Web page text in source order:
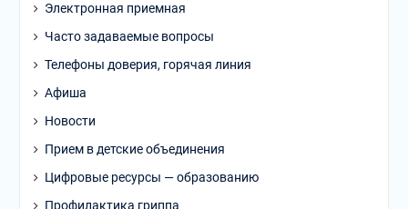
Электронная приемная
Часто задаваемые вопросы
Телефоны доверия, горячая линия
Афиша
Новости
Прием в детские объединения
Цифровые ресурсы — образованию
Профилактика гриппа